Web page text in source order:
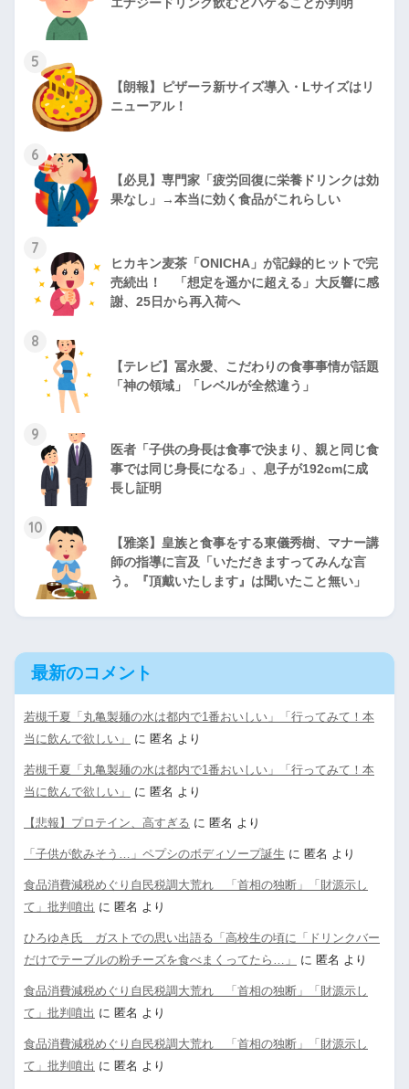
5
【朗報】ピザーラ新サイズ導入・Lサイズはリ
ニューアル！
6
【必見】専門家「疲労回復に栄養ドリンクは効
果なし」→本当に効く食品がこれらしい
7
ヒカキン麦茶「ONICHA」が記録的ヒットで完
売続出！ 「想定を遥かに超える」大反響に感
謝、25日から再入荷へ
8
【テレビ】冨永愛、こだわりの食事事情が話題
「神の領域」「レベルが全然違う」
9
医者「子供の身長は食事で決まり、親と同じ食
事では同じ身長になる」、息子が192cmに成
長し証明
10
【雅楽】皇族と食事をする東儀秀樹、マナー講
師の指導に言及「いただきますってみんな言
う。『頂戴いたします』は聞いたこと無い」
最新のコメント
若槻千夏「丸亀製麺の水は都内で1番おいしい」「行ってみて！本
当に飲んで欲しい」
に 匿名 より
若槻千夏「丸亀製麺の水は都内で1番おいしい」「行ってみて！本
当に飲んで欲しい」
に 匿名 より
【悲報】プロテイン、高すぎる に 匿名 より
「子供が飲みそう…」ペプシのボディソープ誕生 に 匿名 より
食品消費減税めぐり自民税調大荒れ 「首相の独断」「財源示し
て」批判噴出 に 匿名 より
ひろゆき氏 ガストでの思い出語る「高校生の頃に「ドリンクバー
だけでテーブルの粉チーズを食べまくってたら…」
に 匿名 より
食品消費減税めぐり自民税調大荒れ 「首相の独断」「財源示し
て」批判噴出 に 匿名 より
食品消費減税めぐり自民税調大荒れ 「首相の独断」「財源示し
て」批判噴出 に 匿名 より